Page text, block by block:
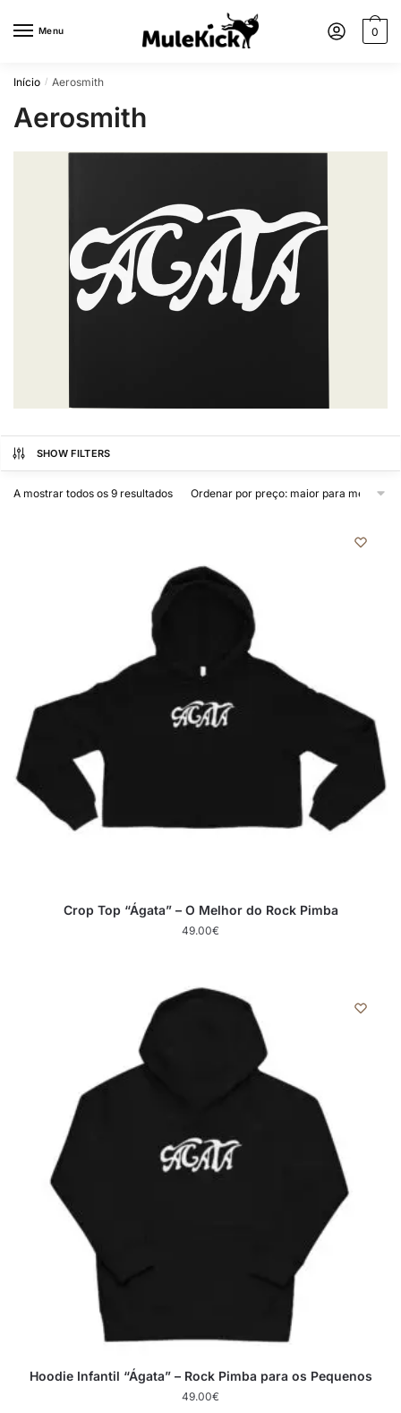
Menu 0
Início / Aerosmith
Aerosmith
SHOW FILTERS
A mostrar todos os 9 resultados
Crop Top “Ágata” – O Melhor do Rock Pimba
49.00€
Hoodie Infantil “Ágata” – Rock Pimba para os Pequenos
49.00€